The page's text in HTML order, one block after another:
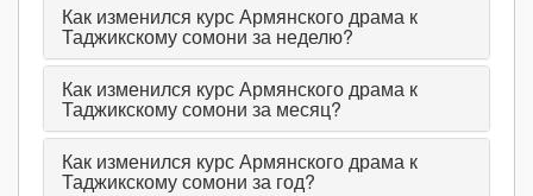
Как изменился курс Армянского драма к
Таджикскому сомони за неделю?
Как изменился курс Армянского драма к
Таджикскому сомони за месяц?
Как изменился курс Армянского драма к
Таджикскому сомони за год?